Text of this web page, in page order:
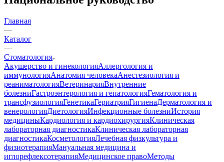
Главная
—
Каталог
—
Стоматология
Акушерство и гинекологияАллергология и
иммунологияАнатомия человекаАнестезиология и
реаниматологияВетеринарияВнутренние
болезниГастроэнтерология и гепатологияГематология и
трансфузиологияГенетикаГериатрияГигиенаДерматология и
венерологияДиетологияИнфекционные болезниИстория
медициныКардиология и кардиохирургияКлиническая
лабораторная диагностикаКлиническая лабораторная
диагностикаКосметологияЛечебная физкультура и
физиотерапияМануальная медицина и
иглорефлексотерапияМедицинское правоМетоды